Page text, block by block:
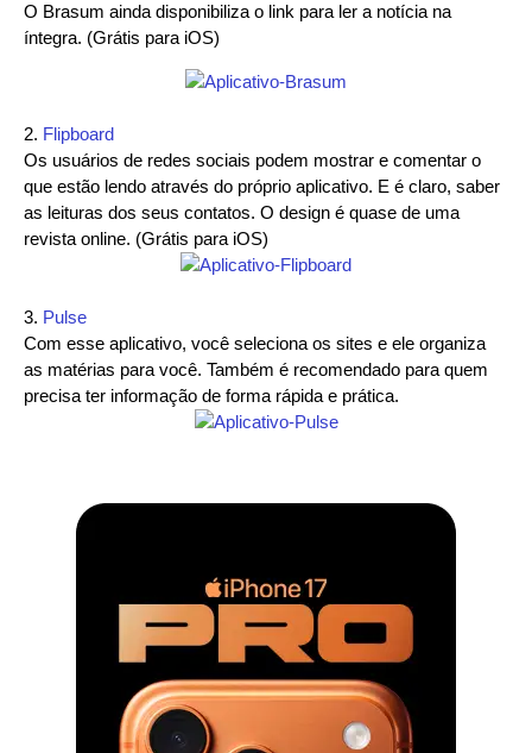
O Brasum ainda disponibiliza o link para ler a notícia na
íntegra. (Grátis para iOS)
2. Flipboard
Os usuários de redes sociais podem mostrar e comentar o
que estão lendo através do próprio aplicativo. E é claro, saber
as leituras dos seus contatos. O design é quase de uma
revista online. (Grátis para iOS)
3. Pulse
Com esse aplicativo, você seleciona os sites e ele organiza
as matérias para você. Também é recomendado para quem
precisa ter informação de forma rápida e prática.